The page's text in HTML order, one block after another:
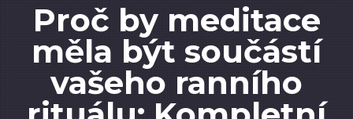
Proč by meditace
měla být součástí
vašeho ranního